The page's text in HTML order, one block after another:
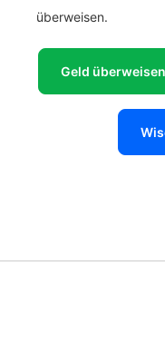
überweisen.
Geld überweisen